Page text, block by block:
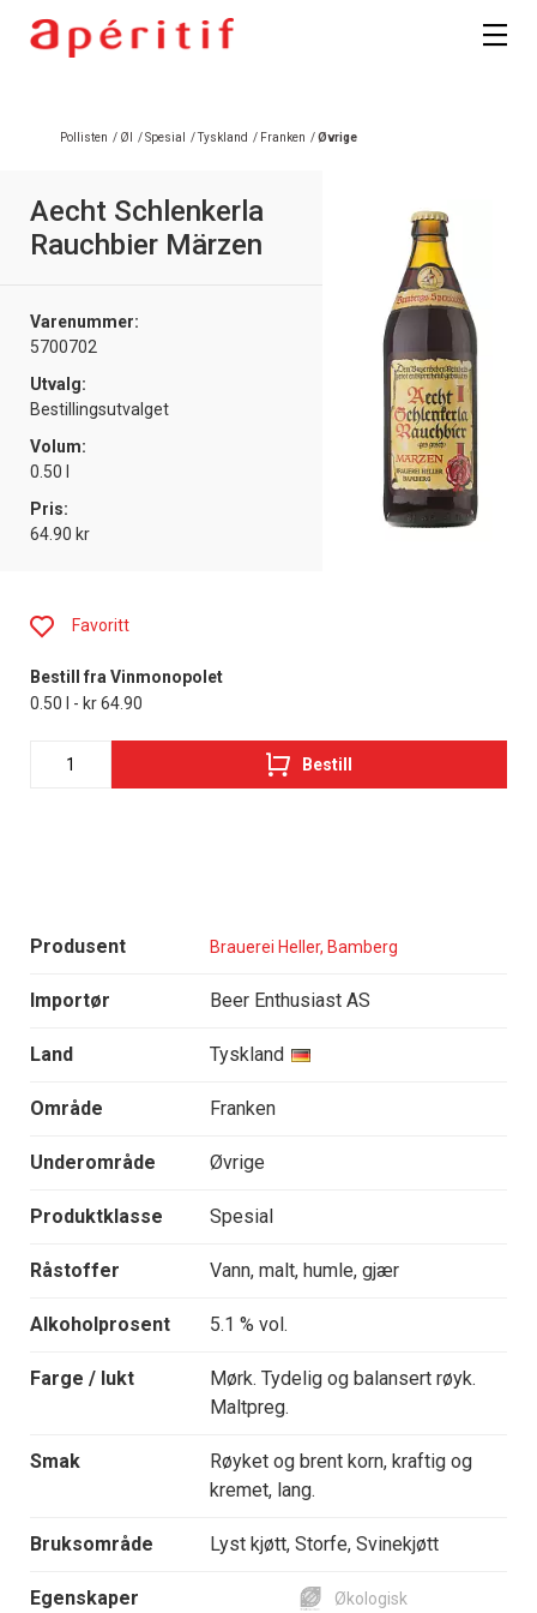
Pollisten / Øl /Spesial /Tyskland / Franken /Øvrige
Aecht Schlenkerla
Rauchbier Märzen
Varenummer:
5700702
Utvalg:
Bestillingsutvalget
Volum:
0.50 l
Pris:
64.90 kr
Produsent Brauerei Heller, Bamberg
Importør Beer Enthusiast AS
Land Tyskland
Område Franken
Underområde Øvrige
Produktklasse Spesial
Råstoffer Vann, malt, humle, gjær
Alkoholprosent 5.1 % vol.
Farge / lukt
Mørk. Tydelig og balansert røyk.
Maltpreg.
Smak
Røyket og brent korn, kraftig og
kremet, lang.
Bruksområde Lyst kjøtt, Storfe, Svinekjøtt
Egenskaper Økologisk
Favoritt
Bestill fra Vinmonopolet
0.50 l - kr 64.90
Bestill